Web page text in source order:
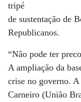
tripé
de sustentação de
Republicanos.
“Não pode ter
A ampliação da
crise no governo.
Carneiro (União